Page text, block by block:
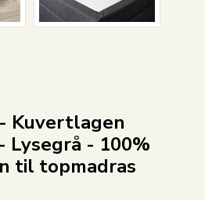
Kuvertlagen
Lysegrå - 100%
til topmadras